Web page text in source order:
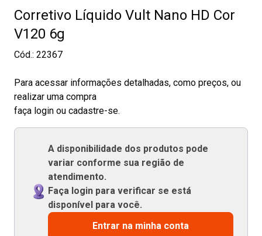
Corretivo Líquido Vult Nano HD Cor
V120 6g
Cód.: 22367
Para acessar informações detalhadas, como preços, ou
realizar uma compra
faça login ou cadastre-se.
A disponibilidade dos produtos pode
variar conforme sua região de
atendimento.
Faça login para verificar se está
disponível para você.
Entrar na minha conta